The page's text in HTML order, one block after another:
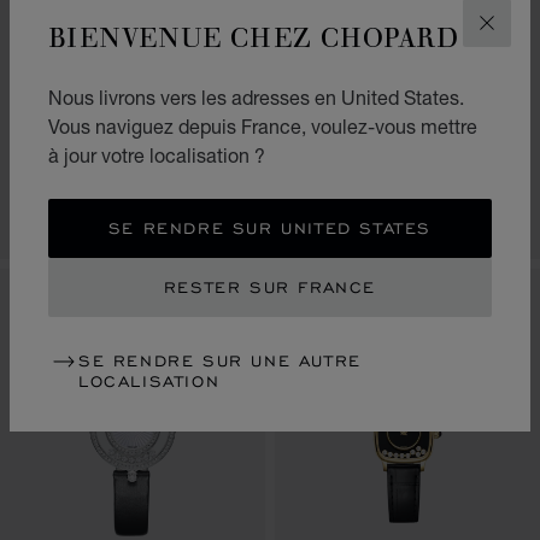
BIENVENUE CHEZ CHOPARD
Nous livrons vers les adresses en United States.
Vous naviguez depuis France, voulez-vous mettre
à jour votre localisation ?
SE RENDRE SUR UNITED STATES
RESTER SUR FRANCE
SE RENDRE SUR UNE AUTRE
LOCALISATION
ALLER À LA DIAPOSITIVE 1
ALLER À LA DIAPOSITIVE 2
ALLER À LA DIAPOSITIVE 3
ICONS
26 MM, QUARTZ, OR ROSE
ÉTHIQUE, DIAMANTS
APPELEZ-NOUS
ALLER À LAALLER À
JOAILLERIE
29 MM, QUARTZ, OR ROSE
APPELEZ-NOUS
NOUVEAU